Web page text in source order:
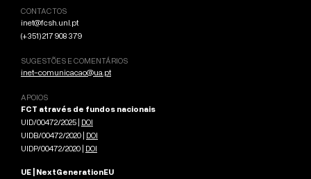
CONTACTOS
inet@fcsh.unl.pt
(+351) 217 908 379
SUGESTÕES E COMENTÁRIOS
inet-comunicacao@ua.pt
APOIOS
FCT através de fundos nacionais
UID/00472/2025 | DOI
UIDB/00472/2020 | DOI
UIDP/00472/2020 | DOI
UE | NextGenerationEU